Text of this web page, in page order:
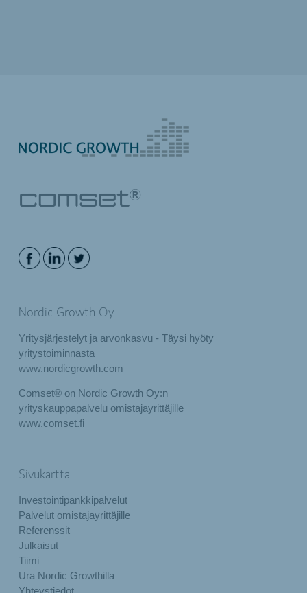
Nordic Growth Oy
Yritysjärjestelyt ja arvonkasvu - Täysi hyöty
yritystoiminnasta
www.nordicgrowth.com
Comset® on Nordic Growth Oy:n
yrityskauppapalvelu omistajayrittäjille
www.comset.fi
Sivukartta
Investointipankkipalvelut
Palvelut omistajayrittäjille
Referenssit
Julkaisut
Tiimi
Ura Nordic Growthilla
Yhteystiedot